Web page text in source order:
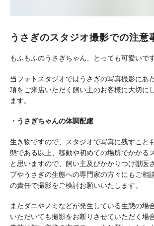
うさぎのスタジオ撮影での注意
もふもふのうさぎちゃん、とっても可愛いで
当フォトスタジオではうさぎの写真撮影にあ
項をご来店いただく飼い主のお客様に大切に
ます。
・うさぎちゃんの体調配慮
生き物ですので、スタジオで写真に残すこと
態である以上、移動や初めての場所でかかる
と思いますので、飼い主及びかかりつけ獣医
プやうさぎの生態への専門家の方々にもご相
の責任で撮影をご検討お願いいたします。
またダニやノミなどが発生している生態の場
いただいても撮影をお断りさせていただく場